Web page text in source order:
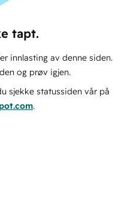
tapt.
innlasting av denne siden.
og prøv igjen.
sjekke statussiden vår på
.